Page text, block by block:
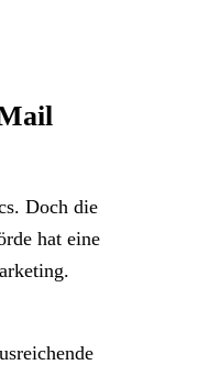
Doch die
hat eine